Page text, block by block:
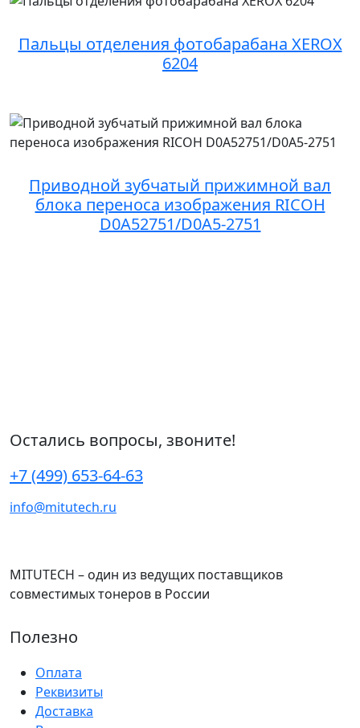
Пальцы отделения фотобарабана XEROX
6204
Приводной зубчатый прижимной вал
блока переноса изображения RICOH
D0A52751/D0A5-2751
Остались вопросы, звоните!
+7 (499) 653-64-63
info@mitutech.ru
MITUTECH – один из ведущих поставщиков
совместимых тонеров в России
Полезно
Оплата
Реквизиты
Доставка